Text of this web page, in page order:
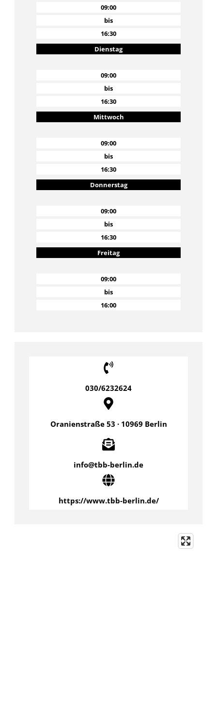
09:00
bis
16:30
Dienstag
09:00
bis
16:30
Mittwoch
09:00
bis
16:30
Donnerstag
09:00
bis
16:30
Freitag
09:00
bis
16:00
030/6232624
Oranienstraße 53 · 10969 Berlin
info@tbb-berlin.de
https://www.tbb-berlin.de/